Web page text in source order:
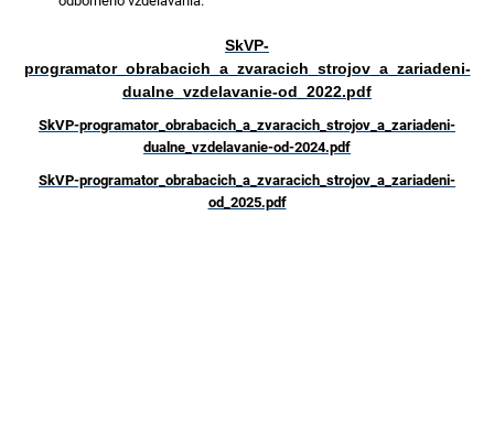
SkVP-
programator_obrabacich_a_zvaracich_strojov_a_zariadeni-
dualne_vzdelavanie-od_2022.pdf
SkVP-programator_obrabacich_a_zvaracich_strojov_a_zariadeni-
dualne_vzdelavanie-od-2024.pdf
SkVP-programator_obrabacich_a_zvaracich_strojov_a_zariadeni-
od_2025.pdf